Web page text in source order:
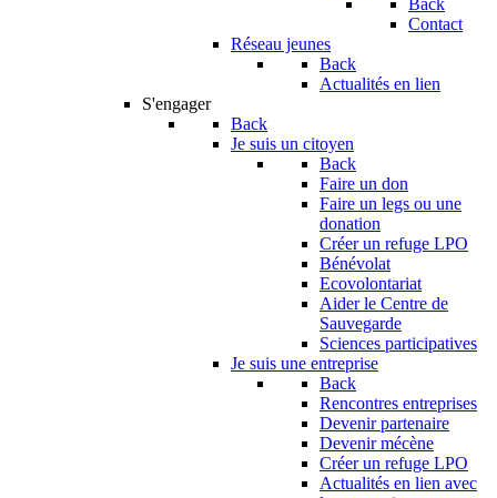
Back
Contact
Réseau jeunes
Back
Actualités en lien
S'engager
Back
Je suis un citoyen
Back
Faire un don
Faire un legs ou une
donation
Créer un refuge LPO
Bénévolat
Ecovolontariat
Aider le Centre de
Sauvegarde
Sciences participatives
Je suis une entreprise
Back
Rencontres entreprises
Devenir partenaire
Devenir mécène
Créer un refuge LPO
Actualités en lien avec